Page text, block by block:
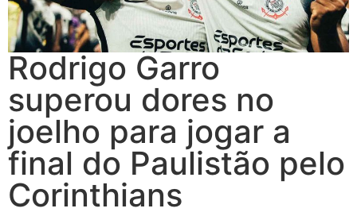
Rodrigo Garro
superou dores no
joelho para jogar a
final do Paulistão pelo
Corinthians